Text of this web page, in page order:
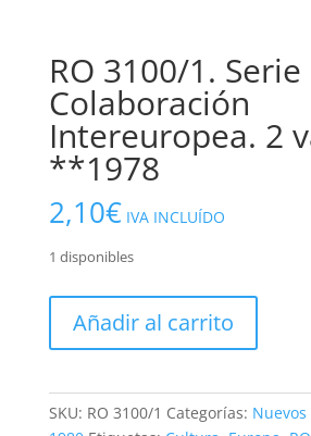
RO 3100/1. Serie
Colaboración
Intereuropea. 2
**1978
2,10€ IVA INCLUÍDO
1 disponibles
3100/1.
Intereuropea.
Añadir al carrito
SKU: RO 3100/1 Categorías: